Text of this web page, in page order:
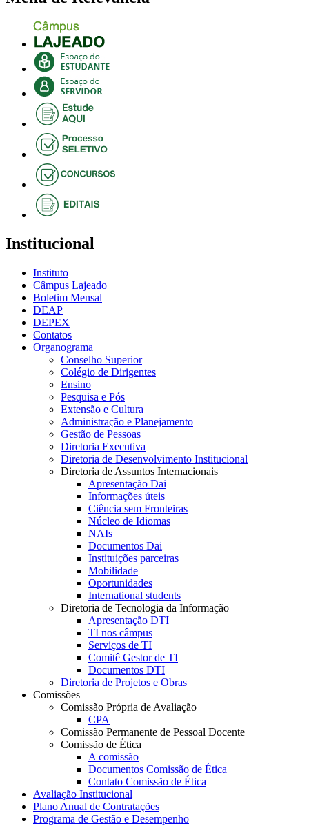
Institucional
Instituto
Câmpus Lajeado
Boletim Mensal
DEAP
DEPEX
Contatos
Organograma
Conselho Superior
Colégio de Dirigentes
Ensino
Pesquisa e Pós
Extensão e Cultura
Administração e Planejamento
Gestão de Pessoas
Diretoria Executiva
Diretoria de Desenvolvimento Institucional
Diretoria de Assuntos Internacionais
Apresentação Dai
Informações úteis
Ciência sem Fronteiras
Núcleo de Idiomas
NAIs
Documentos Dai
Instituições parceiras
Mobilidade
Oportunidades
International students
Diretoria de Tecnologia da Informação
Apresentação DTI
TI nos câmpus
Serviços de TI
Comitê Gestor de TI
Documentos DTI
Diretoria de Projetos e Obras
Comissões
Comissão Própria de Avaliação
CPA
Comissão Permanente de Pessoal Docente
Comissão de Ética
A comissão
Documentos Comissão de Ética
Contato Comissão de Ética
Avaliação Institucional
Plano Anual de Contratações
Programa de Gestão e Desempenho